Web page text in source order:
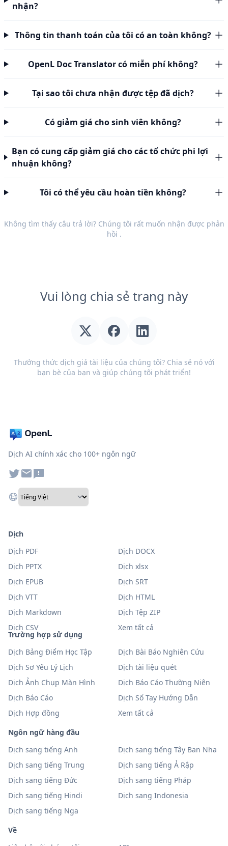
nhận?
Thông tin thanh toán của tôi có an toàn không?
OpenL Doc Translator có miễn phí không?
Tại sao tôi chưa nhận được tệp đã dịch?
Có giảm giá cho sinh viên không?
Bạn có cung cấp giảm giá cho các tổ chức phi lợi
nhuận không?
Tôi có thể yêu cầu hoàn tiền không?
Không tìm thấy câu trả lời? Chúng tôi rất muốn nhận được phản
hồi .
Vui lòng chia sẻ trang này
Thưởng thức dịch giả tài liệu của chúng tôi? Chia sẻ nó với
bạn bè của bạn và giúp chúng tôi phát triển!
Dịch AI chính xác cho 100+ ngôn ngữ
Trường hợp sử dụng
Dịch Bảng Điểm Học Tập
Dịch Bài Báo Nghiên Cứu
Dịch Sơ Yếu Lý Lịch
Dịch tài liệu quét
Dịch Ảnh Chụp Màn Hình
Dịch Báo Cáo Thường Niên
Dịch Báo Cáo
Dịch Sổ Tay Hướng Dẫn
Dịch Hợp đồng
Xem tất cả
Ngôn ngữ hàng đầu
Dịch sang tiếng Anh
Dịch sang tiếng Tây Ban Nha
Dịch sang tiếng Trung
Dịch sang tiếng Ả Rập
Dịch sang tiếng Đức
Dịch sang tiếng Pháp
Dịch sang tiếng Hindi
Dịch sang Indonesia
Dịch sang tiếng Nga
Dịch
Dịch PDF
Dịch DOCX
Dịch PPTX
Dịch xlsx
Dịch EPUB
Dịch SRT
Dịch VTT
Dịch HTML
Dịch Markdown
Dịch Tệp ZIP
Dịch CSV
Xem tất cả
Về